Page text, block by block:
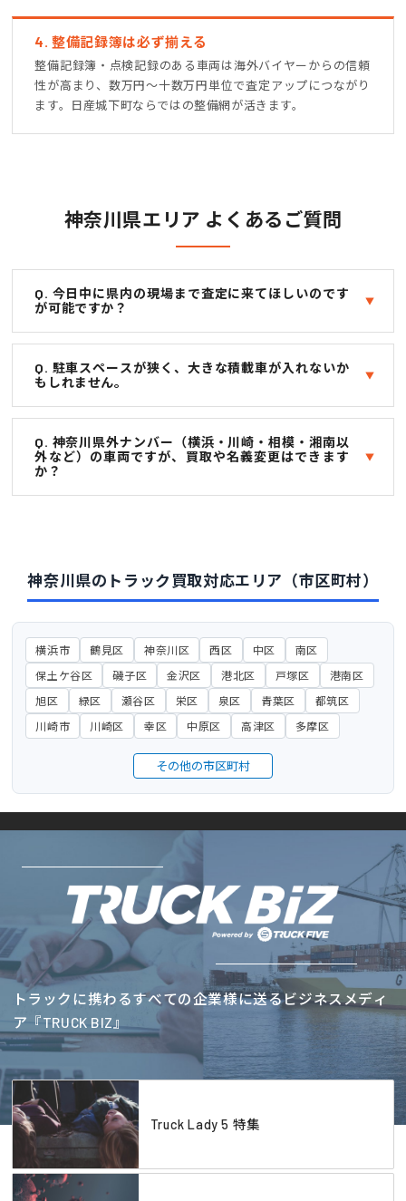
4. 整備記録簿は必ず揃える
整備記録簿・点検記録のある車両は海外バイヤーからの信頼
性が高まり、数万円〜十数万円単位で査定アップにつながり
ます。日産城下町ならではの整備網が活きます。
神奈川県エリア よくあるご質問
Q. 今日中に県内の現場まで査定に来てほしいのです
が可能ですか？
Q. 駐車スペースが狭く、大きな積載車が入れないか
もしれません。
Q. 神奈川県外ナンバー（横浜・川崎・相模・湘南以
外など）の車両ですが、買取や名義変更はできます
か？
神奈川県のトラック買取対応エリア（市区町村）
横浜市 鶴見区 神奈川区 西区 中区
南区
保土ケ谷区
磯子区 金沢区 港北区 戸塚区
港南区
旭区
緑区 瀬谷区 栄区 泉区 青葉区
都筑区
川崎市
川崎区 幸区 中原区 高津区 多摩区
その他の市区町村
トラックに携わるすべての企業様に送るビジネスメディ
ア『TRUCK BIZ』
Truck Lady 5 特集